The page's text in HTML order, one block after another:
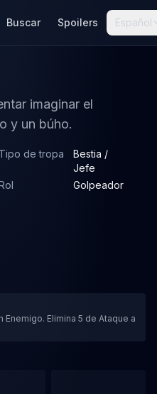
Buscar Spoilers Español
imaginar el
y un búho.
Tipo de tropa
Bestia /
Jefe
Golpeador
Enemigo. Elimina 5 de Ataque a